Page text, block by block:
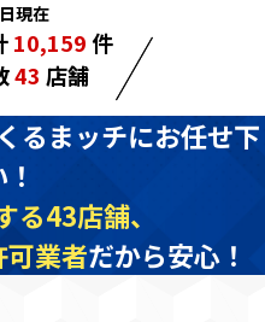
現在
10,159件
43 店舗
るまッチにお任せ下
る43店舗、
可業者だから安心！